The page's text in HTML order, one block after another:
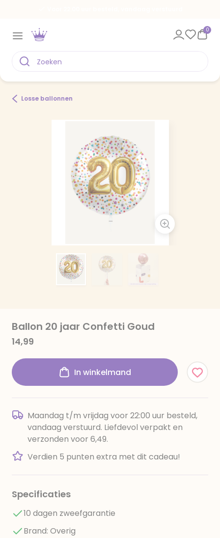
0
Losse ballonnen
Ballon 20 jaar Confetti Goud
14,99
In winkelmand
Maandag t/m vrijdag voor 22:00 uur besteld,
vandaag verstuurd. Liefdevol verpakt en
verzonden voor 6,49.
Verdien 5 punten extra met dit cadeau!
Specificaties
10 dagen zweefgarantie
Brand: Overig